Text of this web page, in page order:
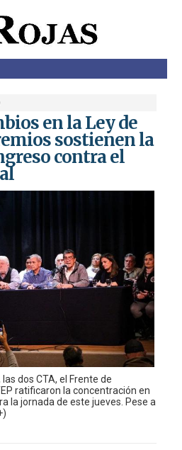
en la Ley de
sostienen la
contra el
las dos CTA, el Frente de
ratificaron la concentración en
la jornada de este jueves. Pese a